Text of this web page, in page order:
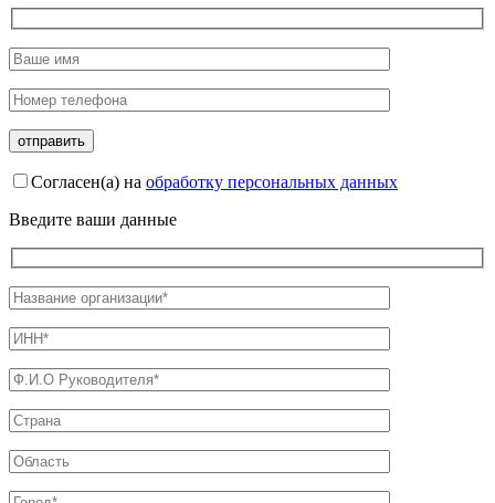
Согласен(а) на обработку персональных данных
Введите ваши данные